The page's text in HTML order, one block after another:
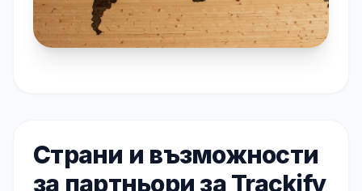
Страни и възможности
за партньори за Trackify